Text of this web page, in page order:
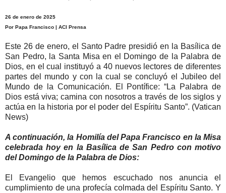
26 de enero de 2025
Por Papa Francisco | ACI Prensa
Este 26 de enero, el Santo Padre presidió en la Basílica de
San Pedro, la Santa Misa en el Domingo de la Palabra de
Dios, en el cual instituyó a 40 nuevos lectores de diferentes
partes del mundo y con la cual se concluyó el Jubileo del
Mundo de la Comunicación. El Pontífice: “La Palabra de
Dios está viva; camina con nosotros a través de los siglos y
actúa en la historia por el poder del Espíritu Santo”. (Vatican
News)
A continuación, la Homilía del Papa Francisco en la Misa
celebrada hoy en la Basílica de San Pedro con motivo
del Domingo de la Palabra de Dios:
El Evangelio que hemos escuchado nos anuncia el
cumplimiento de una profecía colmada del Espíritu Santo. Y